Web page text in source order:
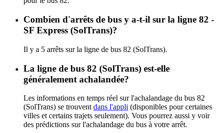
Combien d'arrêts de bus y a-t-il sur la ligne 82 -
SF Express (SolTrans)?
Il y a 5 arrêts sur la ligne de bus 82 (SolTrans).
La ligne de bus 82 (SolTrans) est-elle
généralement achalandée?
Les informations en temps réel sur l'achalandage du bus 82
(SolTrans) se trouvent dans l'appli (disponibles pour certaines
villes et certains trajets seulement). Vous pourrez aussi y voir
des prédictions sur l'achalandage du bus à votre arrêt.